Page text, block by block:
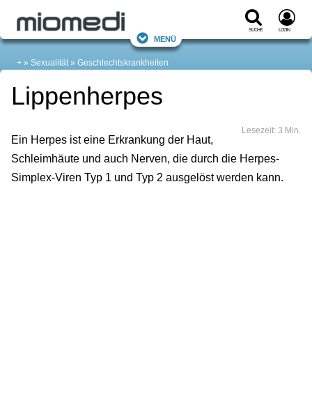
Suche Login
Menü
+ Sexualität Geschlechtskrankheiten
Lippenherpes
Lesezeit: 3 Min.
Ein Herpes ist eine Erkrankung der Haut,
Schleimhäute und auch Nerven, die durch die Herpes-
Simplex-Viren Typ 1 und Typ 2 ausgelöst werden kann.